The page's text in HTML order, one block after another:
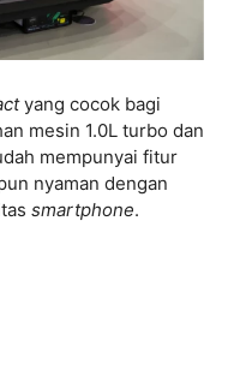
yang cocok bagi
mesin 1.0L turbo dan
mempunyai fitur
nyaman dengan
smartphone.